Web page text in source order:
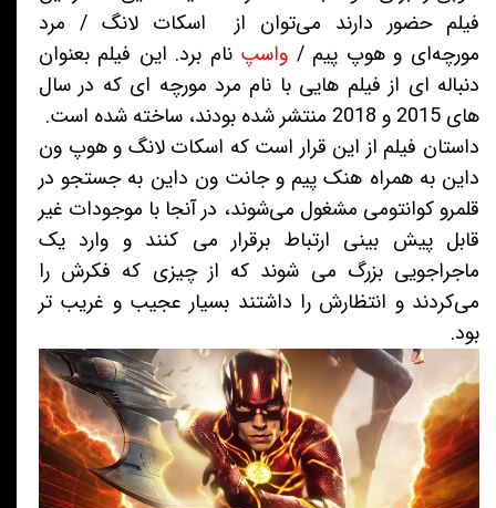
فیلم حضور دارند می‌توان از اسکات لانگ / مرد
مورچه‌ای و هوپ پیم / واسپ نام برد. این فیلم بعنوان
دنباله ای از فیلم هایی با نام مرد مورچه ای که در سال
های 2015 و 2018 منتشر شده بودند، ساخته شده است.
داستان فیلم از این قرار است که اسکات لانگ و هوپ ون
داین به همراه هنک پیم و جانت ون داین به جستجو در
قلمرو کوانتومی مشغول می‌شوند، در آنجا با موجودات غیر
قابل پیش بینی ارتباط برقرار می کنند و وارد یک
ماجراجویی بزرگ می شوند که از چیزی که فکرش را
می‌کردند و انتظارش را داشتند بسیار عجیب و غریب تر
بود.